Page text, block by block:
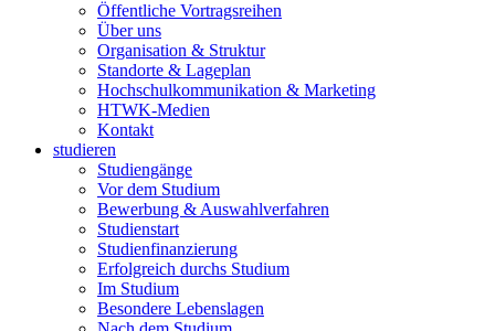
Öffentliche Vortragsreihen
Über uns
Organisation & Struktur
Standorte & Lageplan
Hochschulkommunikation & Marketing
HTWK-Medien
Kontakt
studieren
Studiengänge
Vor dem Studium
Bewerbung & Auswahlverfahren
Studienstart
Studienfinanzierung
Erfolgreich durchs Studium
Im Studium
Besondere Lebenslagen